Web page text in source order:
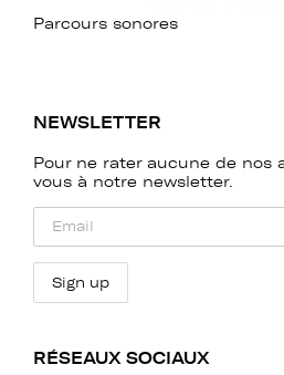
Parcours sonores
NEWSLETTER
Pour ne rater aucune de nos
vous à notre newsletter.
RÉSEAUX SOCIAUX